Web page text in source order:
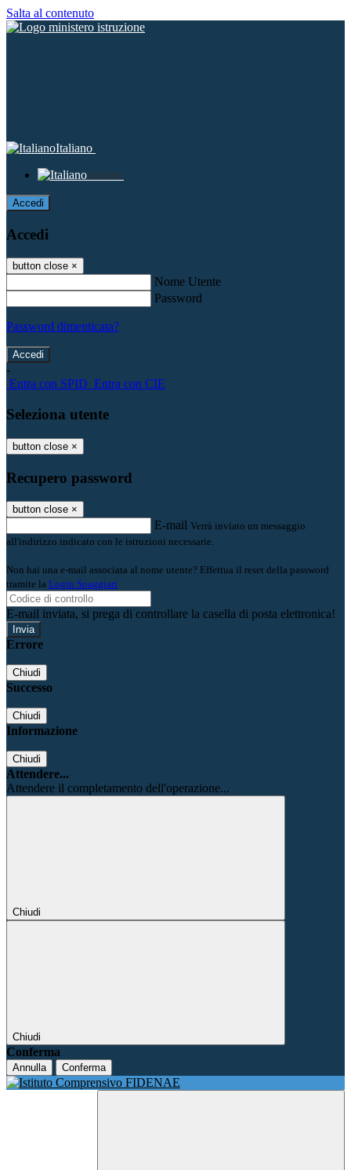
Salta al contenuto
Italiano
Italiano
Accedi
Accedi
button close ×
Nome Utente
Password
Password dimenticata?
-
Entra con SPID Entra con CIE
Seleziona utente
button close ×
Recupero password
button close ×
E-mail Verrà inviato un messaggio
all'indirizzo indicato con le istruzioni necessarie.
Non hai una e-mail associata al nome utente? Effettua il reset della password
tramite la Login Spaggiari
E-mail inviata, si prega di controllare la casella di posta elettronica!
Errore
Chiudi
Successo
Chiudi
Informazione
Chiudi
Attendere...
Attendere il completamento dell'operazione...
Chiudi
Chiudi
Conferma
Annulla Conferma